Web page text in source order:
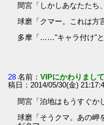
間宮「しかしあなたたち
球磨「クマー。これは方
多摩「……"キャラ付け"と
28 名前：VIPにかわりまし
稿日：2014/05/30(金)
間宮「泊地はもうすぐか
球磨「そうクマ。あの岬